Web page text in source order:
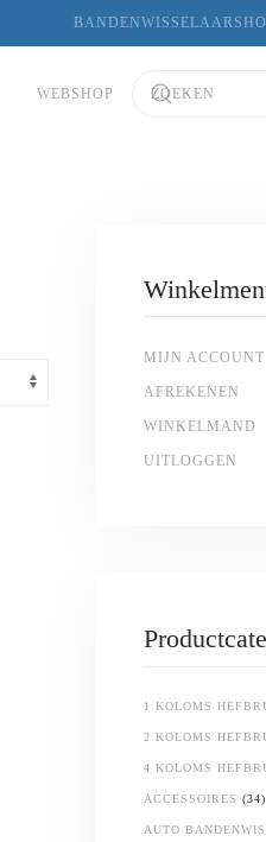
WEBSHOP
MIJN ACCOUNT
AFREKENEN
WINKELMAND
UITLOGGEN
1 KOLOMS
2 KOLOMS
4 KOLOMS
ACCESSOIRES (34)
AUTO